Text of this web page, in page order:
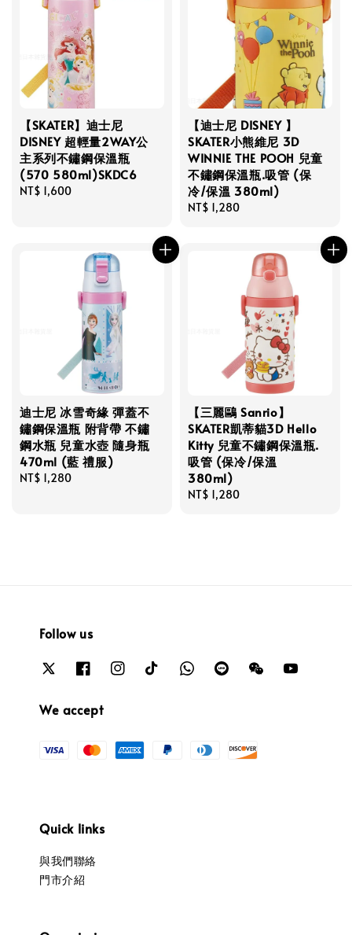
【SKATER】迪士尼
DISNEY 超輕量2WAY公
主系列不鏽鋼保溫瓶
(570 580ml)SKDC6
Regular
NT$ 1,600
【迪士尼 DISNEY 】
SKATER小熊維尼 3D
WINNIE THE POOH 兒童
不鏽鋼保溫瓶.吸管 (保
冷/保溫 380ml)
Regular
NT$ 1,280
迪士尼 冰雪奇緣 彈蓋不
鏽鋼保溫瓶 附背帶 不鏽
鋼水瓶 兒童水壺 隨身瓶
470ml (藍 禮服)
Regular
NT$ 1,280
【三麗鷗 Sanrio】
SKATER凱蒂貓3D Hello
Kitty 兒童不鏽鋼保溫瓶.
吸管 (保冷/保溫
380ml)
Regular
NT$ 1,280
Follow us
We accept
Quick links
與我們聯絡
門市介紹